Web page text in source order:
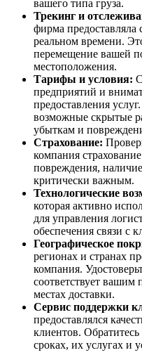
вашего типа груза.
Трекинг и
фирма предоставляла
реальном времени.
перемещение вашей
местоположения.
Тарифы и условия:
предприятий и
предоставления
возможные скрытые
убыткам и
Страхование:
компания
повреждения,
критически важным.
Технологические
которая активно
для управления
обеспечения связи с
Географическое
регионах и странах
компания.
соответствует вашим
местах доставки.
Сервис поддержки
предоставлялся
клиентов.
сроках, их услугах и